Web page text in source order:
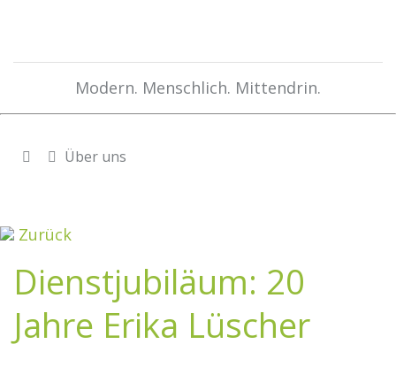
Modern. Menschlich. Mittendrin.
Über uns
Zurück
Dienstjubiläum: 20
Jahre Erika Lüscher